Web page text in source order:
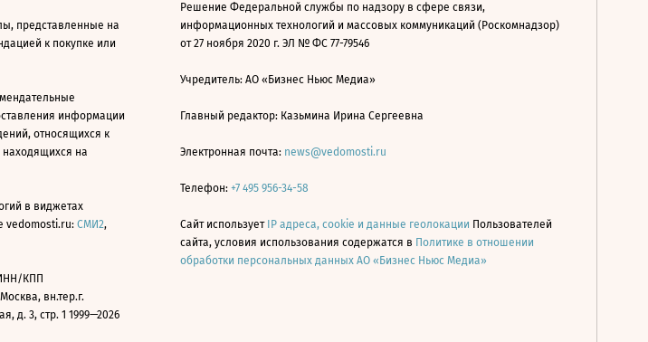
представленные на
к покупке или
информации
относящихся к
находящихся на
в виджетах
vedomosti.ru: СМИ2,
КПП
Москва, вн.тер.г.
д. 3, стр. 1 1999—2026
Решение Федеральной службы по надзору в сфере связи,
информационных технологий и массовых коммуникаций (Роскомнадзор)
от 27 ноября 2020 г. ЭЛ № ФС 77-79546
Учредитель: АО «Бизнес Ньюс Медиа»
Главный редактор: Казьмина Ирина Сергеевна
Электронная почта: news@vedomosti.ru
Телефон: +7 495 956-34-58
Сайт использует IP адреса, cookie и данные геолокации Пользователей
сайта, условия использования содержатся в Политике в отношении
обработки персональных данных АО «Бизнес Ньюс Медиа»